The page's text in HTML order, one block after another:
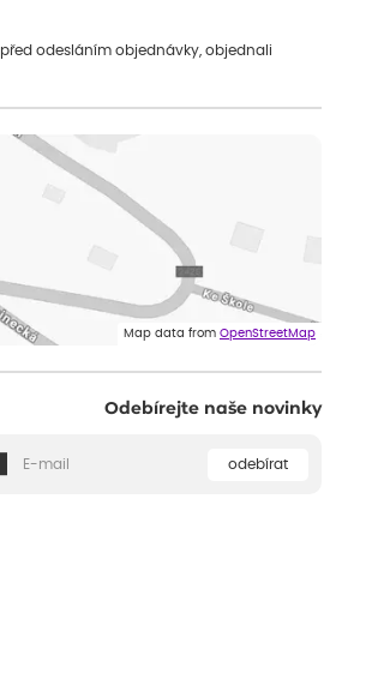
odesláním objednávky, objednali
Map data from OpenStreetMap
Odebírejte naše novinky
odebírat